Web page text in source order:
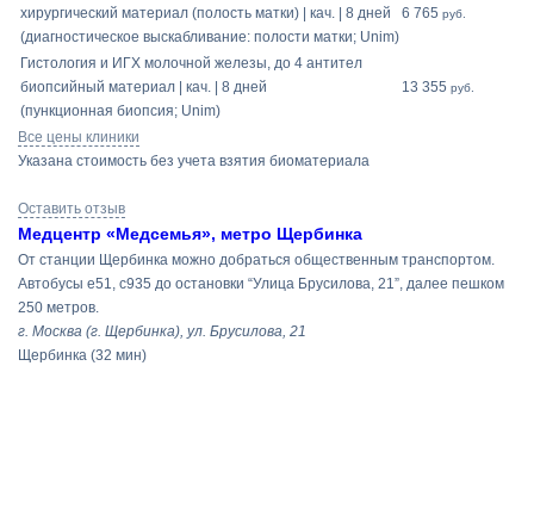
хирургический материал (полость матки) | кач. | 8 дней
(диагностическое выскабливание: полости матки; Unim)
6 765 руб.
Гистология и ИГХ молочной железы, до 4 антител
биопсийный материал | кач. | 8 дней
(пункционная биопсия; Unim)
13 355 руб.
Все цены клиники
Указана стоимость без учета взятия биоматериала
Оставить отзыв
Медцентр «Медсемья», метро Щербинка
От станции Щербинка можно добраться общественным транспортом.
Автобусы e51, c935 до остановки “Улица Брусилова, 21”, далее пешком
250 метров.
г. Москва (г. Щербинка), ул. Брусилова, 21
Щербинка (32 мин)